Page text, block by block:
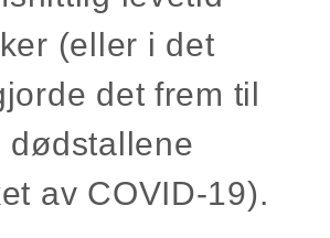
(eller i det
det frem til
dødstallene
av COVID-19).